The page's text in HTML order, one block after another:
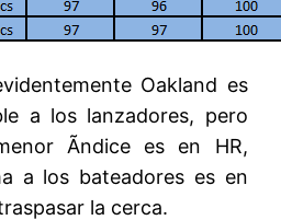
Oakland es
a los lanzadores, pero
Ã­ndice es en HR,
a los bateadores es en
la cerca.